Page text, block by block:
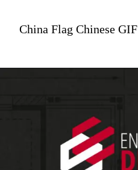
China Flag Chinese GIF